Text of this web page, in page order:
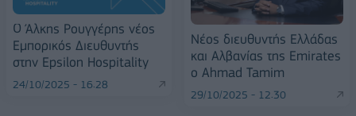
Ο Άλκης Ρουγγέρης νέος
Εμπορικός Διευθυντής
στην Epsilon Hospitality
24/10/2025 - 16:28
Νέος διευθυντής Ελλάδας
και Αλβανίας της Emirates
ο Ahmad Tamim
29/10/2025 - 12:30